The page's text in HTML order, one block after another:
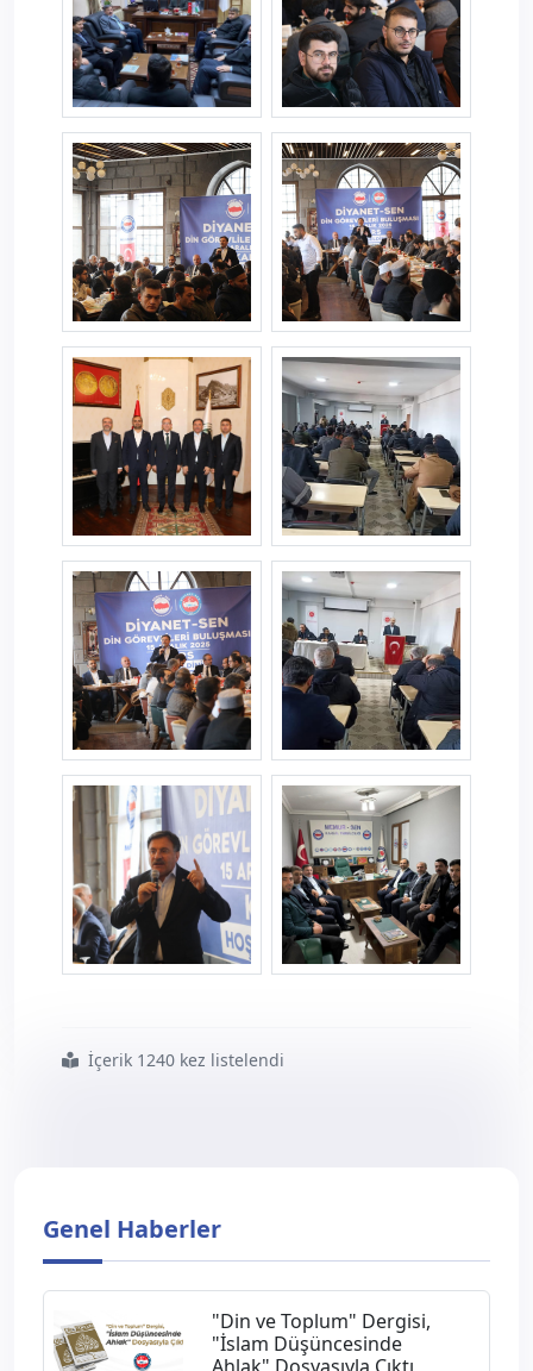
karstemaslar--4-.jpg karstemaslar--5-.jpg
karstemaslar--8-.jpg karstemaslar--9-.jpg
karstemaslar--10-.jpg karstemaslar--11-.jpg
karstemaslar--12-.jpg karstemaslar--13-.jpg
karstemaslar--1-.jpg karstemaslar--2-.jpg
#yıldız
#hizmet
#kolu
#çalışanlarının
#umudu
#kazanımların
#adresi
#olmaya
#devam
#edeceğiz
İçerik 1240 kez listelendi
Genel Haberler
"Din ve Toplum" Dergisi,
"İslam Düşüncesinde